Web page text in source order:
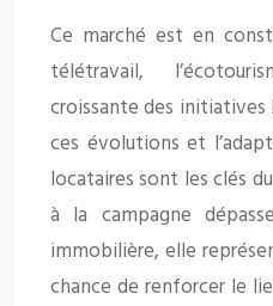
Ce marché est en
télétravail,
croissante des initiatives
ces évolutions et
locataires sont les clés
à la campagne
immobilière, elle
chance de renforcer le